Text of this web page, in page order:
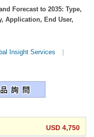
Forecast to 2035: Type,
Application, End User,
Insight Services |
USD 4,750